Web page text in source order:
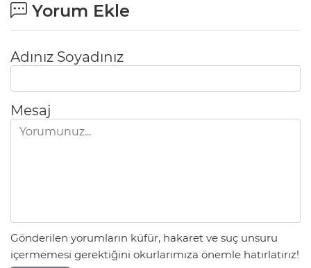
Yorum Ekle
Adınız Soyadınız
Mesaj
Gönderilen yorumların küfür, hakaret ve suç unsuru
içermemesi gerektiğini okurlarımıza önemle hatırlatırız!